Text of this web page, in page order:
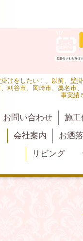
けをしたい！。以前、
、刈谷市、岡崎市、桑名
事実績
お問い合わせ 施工
会社案内
お洒
リビング